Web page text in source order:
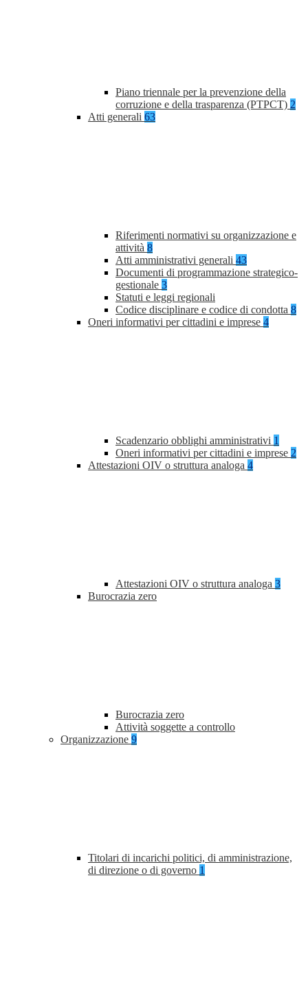
Piano triennale per la prevenzione della
corruzione e della trasparenza (PTPCT) 2
Atti generali 63
Riferimenti normativi su organizzazione e
attività 8
Atti amministrativi generali 43
Documenti di programmazione strategico-
gestionale 3
Statuti e leggi regionali
Codice disciplinare e codice di condotta 8
Oneri informativi per cittadini e imprese 4
Scadenzario obblighi amministrativi 1
Oneri informativi per cittadini e imprese 2
Attestazioni OIV o struttura analoga 4
Attestazioni OIV o struttura analoga 3
Burocrazia zero
Burocrazia zero
Attività soggette a controllo
Organizzazione 9
Titolari di incarichi politici, di amministrazione,
di direzione o di governo 1